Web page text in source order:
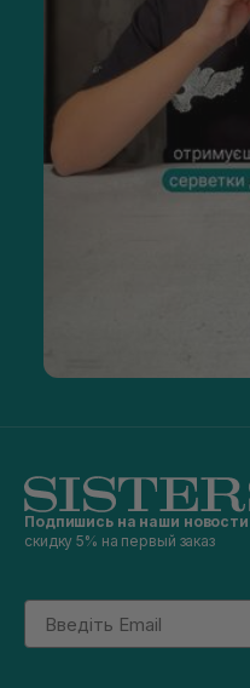
Подпишись на наши новости
скидку 5% на первый заказ
Email